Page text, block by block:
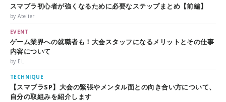
スマブラ初心者が強くなるために必要なステップまとめ【前編】
by Atelier
EVENT
ゲーム業界への就職者も！大会スタッフになるメリットとその仕事
内容について
by EL
TECHNIQUE
【スマブラSP】大会の緊張やメンタル面との向き合い方について、
自分の取組みを紹介します